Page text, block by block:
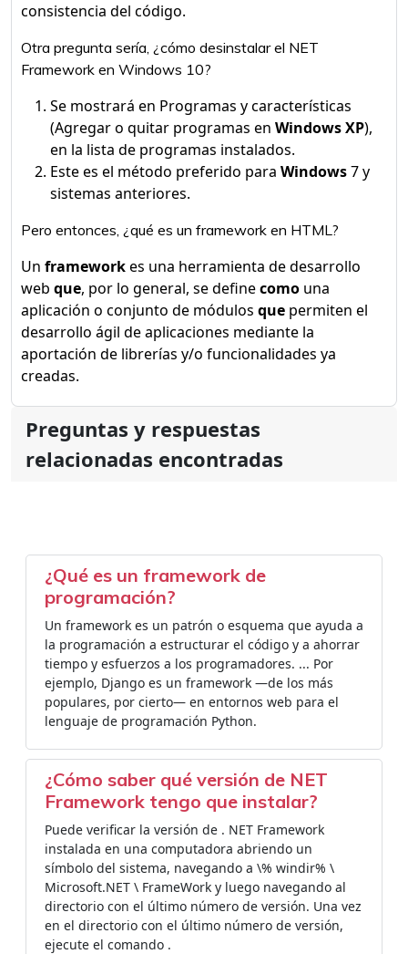
consistencia del código.
Otra pregunta sería, ¿cómo desinstalar el NET
Framework en Windows 10?
Se mostrará en Programas y características
(Agregar o quitar programas en Windows XP),
en la lista de programas instalados.
Este es el método preferido para Windows7 y
sistemas anteriores.
Pero entonces, ¿qué es un framework en HTML?
Un frameworkes una herramienta de desarrollo
web que, por lo general, se definecomo una
aplicación o conjunto de módulos que permiten el
desarrollo ágil de aplicaciones mediante la
aportación de librerías y/o funcionalidades ya
creadas.
Preguntas y respuestas
relacionadas encontradas
¿Qué es un framework de
programación?
Un framework es un patrón o esquema que ayuda a
la programación a estructurar el código y a ahorrar
tiempo y esfuerzos a los programadores. ... Por
ejemplo, Django es un framework —de los más
populares, por cierto— en entornos web para el
lenguaje de programación Python.
¿Cómo saber qué versión de NET
Framework tengo que instalar?
Puede verificar la versión de . NET Framework
instalada en una computadora abriendo un
símbolo del sistema, navegando a \% windir% \
Microsoft.NET \ FrameWork y luego navegando al
directorio con el último número de versión. Una vez
en el directorio con el último número de versión,
ejecute el comando .